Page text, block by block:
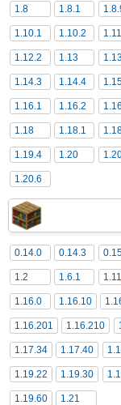
1.8 1.8.1
1.10.1 1.10.2 1.11
1.12.2 1.13
1.14.3 1.14.4
1.16.1 1.16.2
1.18 1.18.1
1.19.4 1.20
1.20.6
0.14.0 0.14.3
1.2 1.6.1
1.16.0 1.16.10
1.16.201 1.16.210
1.17.34 1.17.40
1.19.22 1.19.30
1.19.60 1.21